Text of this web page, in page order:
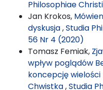
Philosophiae
Jan Krokos,
dyskusja,Studia
56 Nr 4 (2020)
Tomasz Femiak,
wpływ poglądów
koncepcję
Chwistka,Studia